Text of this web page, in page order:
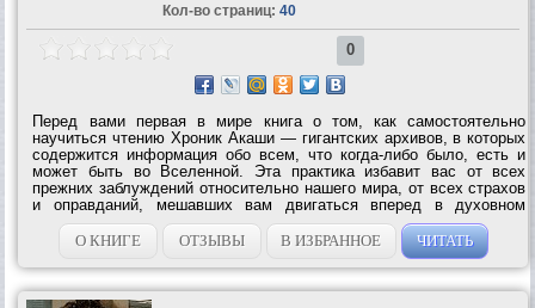
Кол-во страниц: 40
0
Перед вами первая в мире книга о том, как самостоятельно
научиться чтению Хроник Акаши — гигантских архивов, в которых
содержится информация обо всем, что когда-либо было, есть и
может быть во Вселенной. Эта практика избавит вас от всех
прежних заблуждений относительно нашего мира, от всех страхов
и оправданий, мешавших вам двигаться вперед в духовном
развитии. Поскольку Хроники Акаши — это не физическое место,
а один из уровней...
О КНИГЕ ОТЗЫВЫ В ИЗБРАННОЕ ЧИТАТЬ